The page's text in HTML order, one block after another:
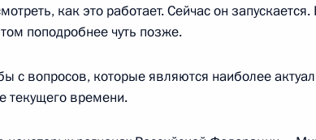
и зоозащитниками
с паводками и пожарами в регионах
как это работает. Сейчас он
поподробнее чуть позже.
с вопросов, которые являются наиболее
текущего времени.